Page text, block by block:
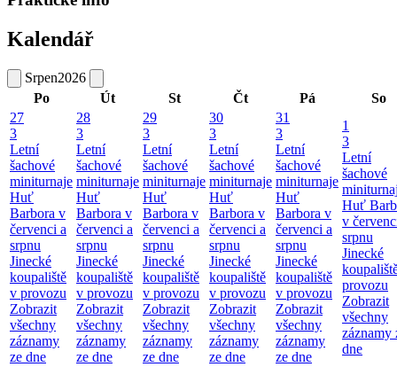
Kalendář
Srpen2026
Po
Út St Čt Pá
So
27
3
Letní
šachové
miniturnaje
Huť
Barbora v
červenci a
srpnu
Jinecké
koupaliště
v provozu
Zobrazit
všechny
záznamy
ze dne
28
3
Letní
šachové
miniturnaje
Huť
Barbora v
červenci a
srpnu
Jinecké
koupaliště
v provozu
Zobrazit
všechny
záznamy
ze dne
29
3
Letní
šachové
miniturnaje
Huť
Barbora v
červenci a
srpnu
Jinecké
koupaliště
v provozu
Zobrazit
všechny
záznamy
ze dne
30
3
Letní
šachové
miniturnaje
Huť
Barbora v
červenci a
srpnu
Jinecké
koupaliště
v provozu
Zobrazit
všechny
záznamy
ze dne
31
3
Letní
šachové
miniturnaje
Huť
Barbora v
červenci a
srpnu
Jinecké
koupaliště
v provozu
Zobrazit
všechny
záznamy
ze dne
1
3
Letní
šachové
Huť
v
srpnu
Jinecké
provozu
Zobrazit
všechny
záznamy
dne